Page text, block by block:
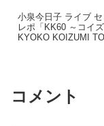
小泉今日子 ライブ
レポ「KK60 ～コイ
KYOKO KOIZUMI
コメント